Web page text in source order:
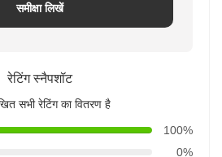
समीक्षा लिखें
रेटिंग स्नैपशॉट
सभी रेटिंग का वितरण है
100%
0%